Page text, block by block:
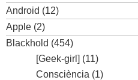
Android (12)
Apple (2)
Blackhold (454)
[Geek-girl] (11)
Consciència (1)